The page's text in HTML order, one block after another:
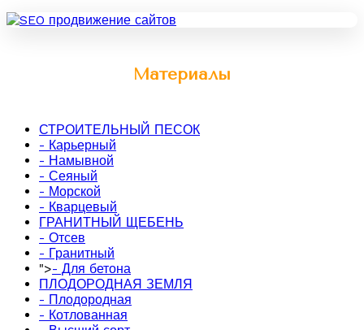
Материалы
СТРОИТЕЛЬНЫЙ ПЕСОК
- Карьерный
- Намывной
- Сеяный
- Морской
- Кварцевый
ГРАНИТНЫЙ ЩЕБЕНЬ
- Отсев
- Гранитный
">- Для бетона
ПЛОДОРОДНАЯ ЗЕМЛЯ
- Плодородная
- Котлованная